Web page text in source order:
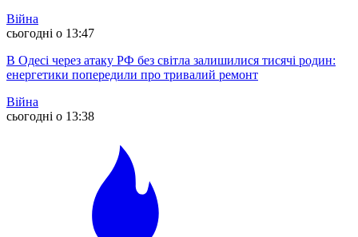
Війна
сьогодні о 13:47
В Одесі через атаку РФ без світла залишилися тисячі родин:
енергетики попередили про тривалий ремонт
Війна
сьогодні о 13:38